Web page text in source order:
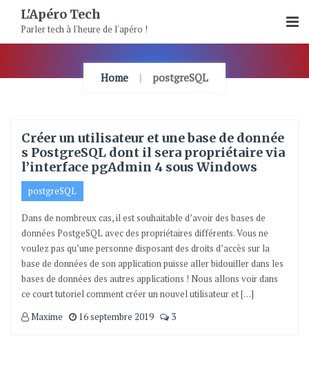
Content
L'Apéro Tech
Parler tech à l'heure de l'apéro !
Home postgreSQL
Créer un utilisateur et une base de donnée
s PostgreSQL dont il sera propriétaire via
l’interface pgAdmin 4 sous Windows
postgreSQL
Dans de nombreux cas, il est souhaitable d’avoir des bases de
données PostgeSQL avec des propriétaires différents. Vous ne
voulez pas qu’une personne disposant des droits d’accès sur la
base de données de son application puisse aller bidouiller dans les
bases de données des autres applications ! Nous allons voir dans
ce court tutoriel comment créer un nouvel utilisateur et […]
Maxime
16 septembre 2019 3